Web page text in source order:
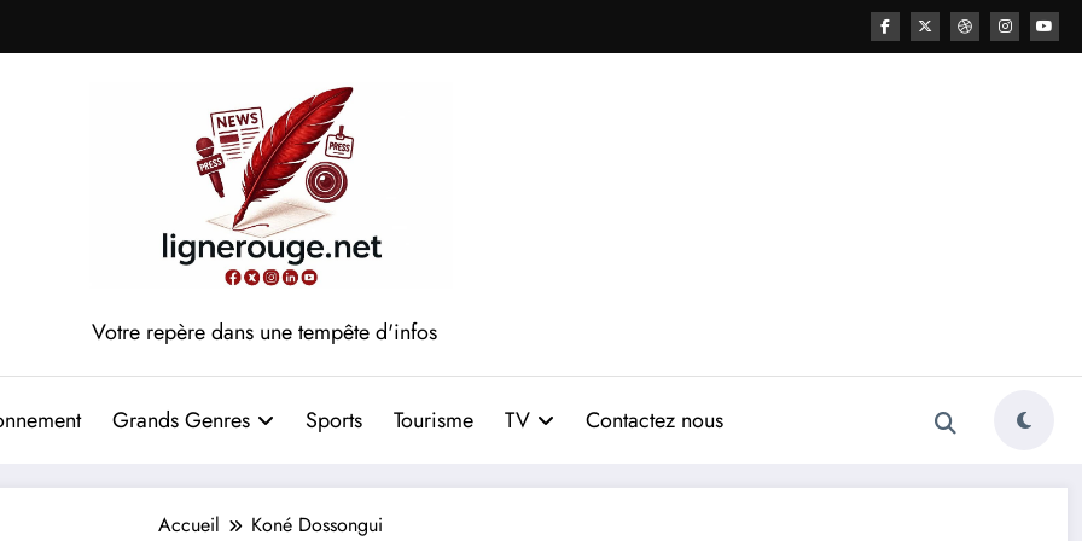
Votre repère dans une tempête d'infos
Grands Genres Sports Tourisme TV Contactez nous
Accueil Koné Dossongui